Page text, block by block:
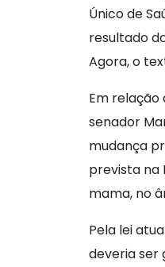
Único de
resultado
Agora, o
Em
senador
mudança
prevista na
mama, no
Pela lei
deveria ser